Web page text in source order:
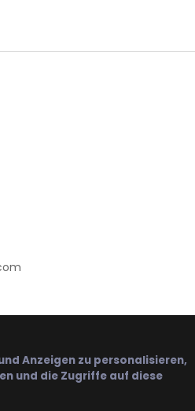
Anzeigen zu personalisieren,
und die Zugriffe auf diese